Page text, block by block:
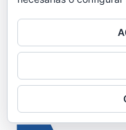
MÁS DE 150 CURSOS